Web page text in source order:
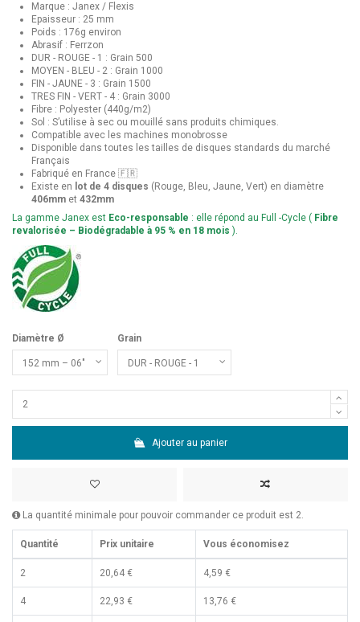
Marque : Janex / Flexis
Epaisseur : 25 mm
Poids : 176g environ
Abrasif : Ferrzon
DUR - ROUGE - 1 : Grain 500
MOYEN - BLEU - 2 : Grain 1000
FIN - JAUNE - 3 : Grain 1500
TRES FIN - VERT - 4 : Grain 3000
Fibre : Polyester (440g/m2)
Sol : S’utilise à sec ou mouillé sans produits chimiques.
Compatible avec les machines monobrosse
Disponible dans toutes les tailles de disques standards du marché
Français
Fabriqué en France 🇫🇷
Existe en lot de 4 disques (Rouge, Bleu, Jaune, Vert) en diamètre
406mm et 432mm
La gamme Janex est Eco-responsable : elle répond au Full -Cycle ( Fibre
revalorisée – Biodégradable à 95 % en 18 mois ).
Diamètre Ø Grain
Ajouter au panier
La quantité minimale pour pouvoir commander ce produit est 2.
Quantité Prix unitaire Vous économisez
2 20,64 € 4,59 €
4 22,93 € 13,76 €